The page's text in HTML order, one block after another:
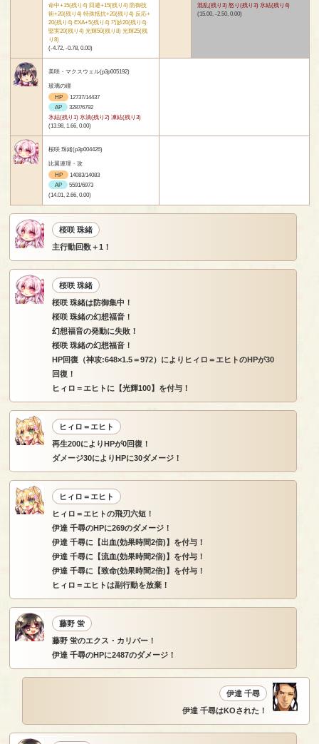
命中+15(残り4) 回避+15(残り4) 防御技
術+20(残り4) 特殊抵抗+20(残り4) 反応+
20(残り4) EXA+5(残り4) 巧妙20(残り4)
堅実20(残り4) 光輝50(残り8) 光輝25(残
り8)
(-4.72, -0.78, 0.00)
混乱(残り3) 怒り(残り3) 氷結(残り4)
(15.00, -2.50, 0.00)
美咲・マクスウェル(p3p005192)
玻璃の瞳
HP
12737/14437
AP
3287/6792
氷結(残り1) 氷漬(残り2) 凍結(残り3)
(13.98, 1.66, 0.00)
桜咲 珠緒(p3p004426)
比翼連理・攻
HP
14083/14083
AP
5591/6973
(14.01, 2.66, 0.00)
桜咲 珠緒
主行動回数＋1！
桜咲 珠緒
桜咲 珠緒は防御集中！
桜咲 珠緒の幻想福音！
幻想福音の発動に失敗！
桜咲 珠緒の幻想福音！
HP回復（神攻:648×1.5＝972）によりヒィロ＝エヒトのHPが30
回復！
ヒィロ＝エヒトに【光輝100】を付与！
ヒィロ＝エヒト
再生200によりHPが0回復！
ダメージ30によりHPに30ダメージ！
ヒィロ＝エヒト
ヒィロ＝エヒトの飛刃六短！
伊達 千尋のHPに269のダメージ！
伊達 千尋に【出血(効果時間2倍)】を付与！
伊達 千尋に【流血(効果時間2倍)】を付与！
伊達 千尋に【致命(効果時間2倍)】を付与！
ヒィロ＝エヒトは副行動を放棄！
藤野 蛍
藤野 蛍のエクス・カリバー！
伊達 千尋のHPに2487のダメージ！
伊達 千尋
伊達 千尋はKOされた！